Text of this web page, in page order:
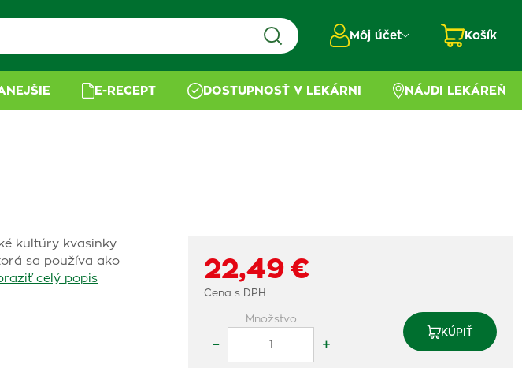
Môj účet Košík
E-RECEPT DOSTUPNOSŤ V LEKÁRNI NÁJDI LEKÁREŇ
kultúry kvasinky
sa používa ako
celý popis 22,49 €
Cena s DPH
Množstvo
– +
KÚPIŤ